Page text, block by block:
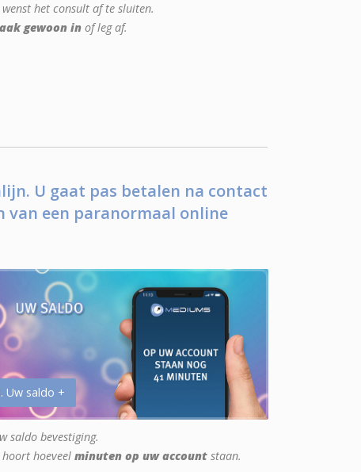
wenst het consult af te sluiten.
gewoon in of leg af.
U gaat pas betalen na contact
van een paranormaal online
Uw saldo +
saldo bevestiging.
hoort hoeveel minuten op uw account staan.